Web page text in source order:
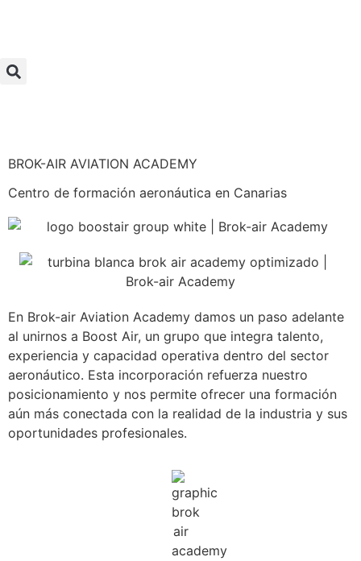
BROK-AIR AVIATION ACADEMY
Centro de formación aeronáutica en Canarias
En Brok-air Aviation Academy damos un paso adelante
al unirnos a Boost Air, un grupo que integra talento,
experiencia y capacidad operativa dentro del sector
aeronáutico. Esta incorporación refuerza nuestro
posicionamiento y nos permite ofrecer una formación
aún más conectada con la realidad de la industria y sus
oportunidades profesionales.